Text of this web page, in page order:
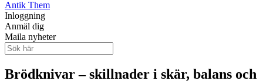
Antik Them
Inloggning
Anmäl dig
Maila nyheter
Brödknivar – skillnader i skär, balans och